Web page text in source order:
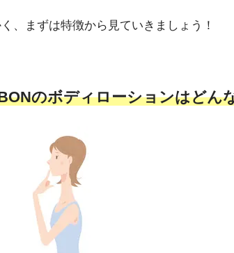
、まずは特徴から見ていきましょう！
のボディローションはどん